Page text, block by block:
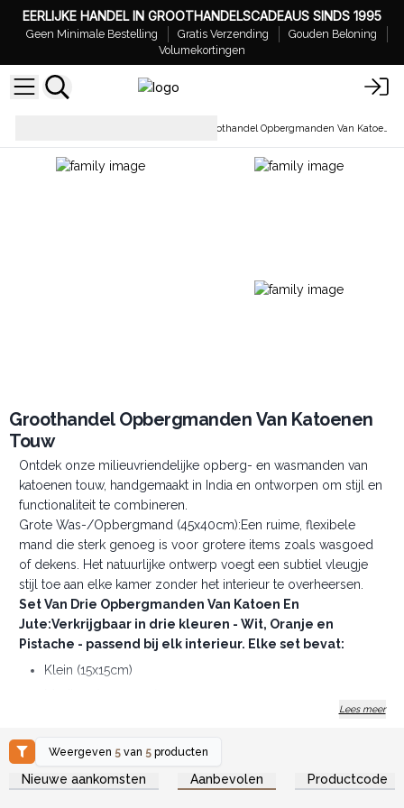
EERLIJKE HANDEL IN GROOTHANDELSCADEAUS SINDS 1995
Geen Minimale Bestelling Gratis Verzending
Gouden Beloning
Volumekortingen
Groothandel Opbergmanden Van Katoenen
Touw
Ontdek onze milieuvriendelijke opberg- en wasmanden van
katoenen touw, handgemaakt in India en ontworpen om stijl en
functionaliteit te combineren.
Grote Was-/Opbergmand (45x40cm):Een ruime, flexibele
mand die sterk genoeg is voor grotere items zoals wasgoed
of dekens. Het natuurlijke ontwerp voegt een subtiel vleugje
stijl toe aan elke kamer zonder het interieur te overheersen.
Set Van Drie Opbergmanden Van Katoen En
Jute:Verkrijgbaar in drie kleuren - Wit, Oranje en
Pistache - passend bij elk interieur. Elke set bevat:
Klein (15x15cm)
Deze manden zijn perfect voor het organiseren van kleinere
items en voegen tegelijkertijd een stijlvolle accent toe aan elke
ruimte.
Lees meer
Weergeven 5 van 5 producten
Nieuwe aankomsten Aanbevolen Productcode
Log in of registreer u voor
groothandelsprijzen.
Log in of registreer u voor
groothandelsprijzen.